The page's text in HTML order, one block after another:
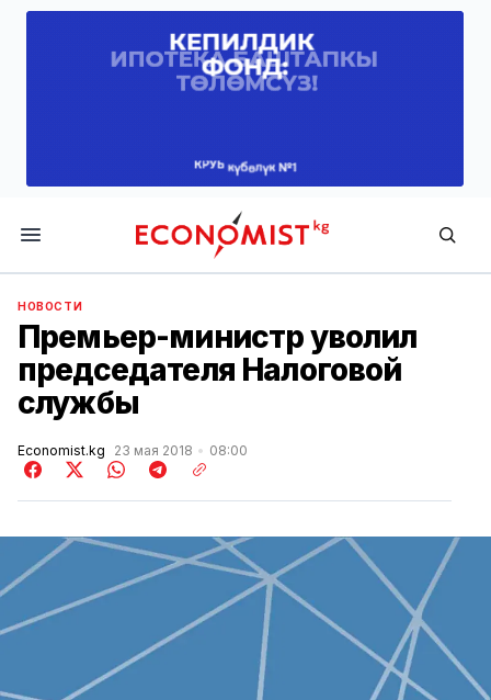
Economist.kg
НОВОСТИ
Премьер-министр уволил
председателя Налоговой
службы
Economist.kg 23 мая 2018 08:00